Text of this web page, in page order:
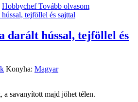
HobbychefTovább olvasom
darált hússal, tejföllel és
Konyha: Magyar
a savanyított majd jöhet télen.